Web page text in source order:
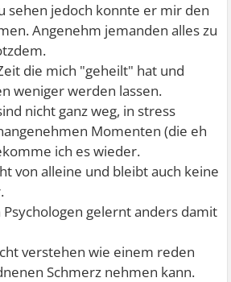
sehen jedoch konnte er mir den
Angenehm jemanden alles zu
die mich "geheilt" hat und
weniger werden lassen.
nicht ganz weg, in stress
Momenten (die eh
ich es wieder.
von alleine und bleibt auch keine
gelernt anders damit
verstehen wie einem reden
Schmerz nehmen kann.